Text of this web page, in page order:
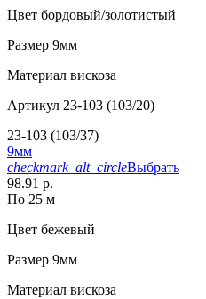
Цвет бордовый/золотистый
Размер 9мм
Материал вискоза
Артикул 23-103 (103/20)
23-103 (103/37)
9мм
checkmark_alt_circleВыбрать
98.91 р.
По 25 м
Цвет бежевый
Размер 9мм
Материал вискоза